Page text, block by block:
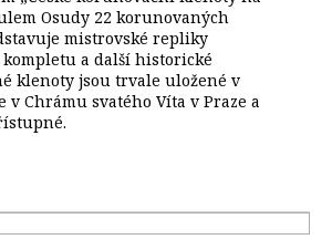
Osudy 22 korunovaných
mistrovské repliky
a další historické
klenoty jsou trvale uložené v
Chrámu svatého Víta v Praze a